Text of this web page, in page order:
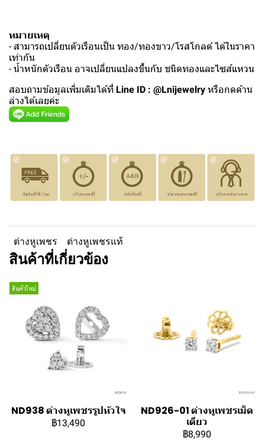
หมายเหตุ
- สามารถเปลี่ยนตัวเรือนเป็น ทอง/ทองขาว/โรสโกลด์ ได้ในราคา
เท่ากัน
- น้ำหนักตัวเรือน อาจเปลี่ยนแปลงขึ้นกับ ชนิดทองและไซส์แหวน
สอบถามข้อมูลเพิ่มเติมได้ที่ Line ID : @Lnijewelry หรือกดด้าน
ล่างได้เลยค่ะ
ต่างหูเพชร ต่างหูเพชรแท้
สินค้าที่เกี่ยวข้อง
สินค้าใหม่
ND938 ต่างหูเพชรรูปหัวใจ
฿13,490
ND926-01 ต่างหูเพชรเม็ด
เดียว
฿8,990